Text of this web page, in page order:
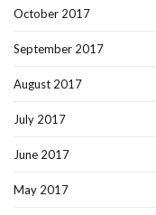
October 2017
September 2017
August 2017
July 2017
June 2017
May 2017